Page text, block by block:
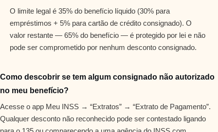
O limite legal é 35% do benefício líquido (30% para
empréstimos + 5% para cartão de crédito consignado). O
valor restante — 65% do benefício — é protegido por lei e não
pode ser comprometido por nenhum desconto consignado.
Como descobrir se tem algum consignado não autorizado
no meu benefício?
Acesse o app Meu INSS → “Extratos” → “Extrato de Pagamento”.
Qualquer desconto não reconhecido pode ser contestado ligando